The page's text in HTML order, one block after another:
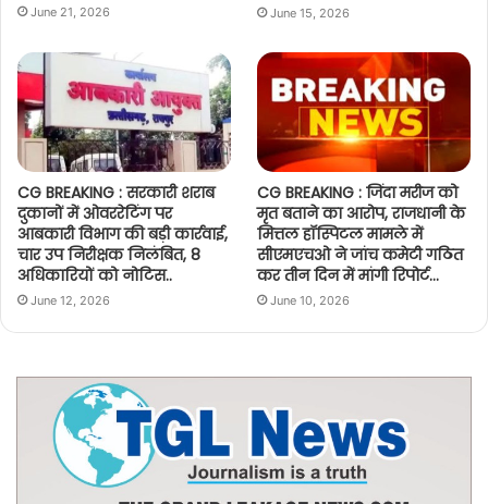
June 21, 2026 June 15, 2026
CG BREAKING : सरकारी शराब
दुकानों में ओवररेटिंग पर
आबकारी विभाग की बड़ी कार्रवाई,
चार उप निरीक्षक निलंबित, 8
अधिकारियों को नोटिस..
June 12, 2026
CG BREAKING : जिंदा मरीज को
मृत बताने का आरोप, राजधानी के
मित्तल हॉस्पिटल मामले में
सीएमएचओ ने जांच कमेटी गठित
कर तीन दिन में मांगी रिपोर्ट…
June 10, 2026